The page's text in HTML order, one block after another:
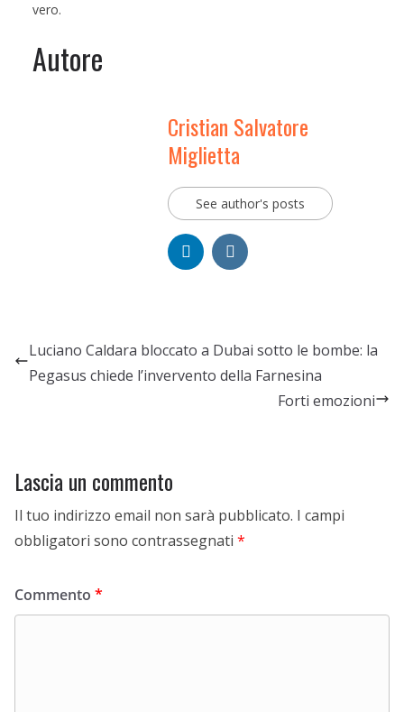
vero.
Autore
Cristian Salvatore
Miglietta
See author's posts
Luciano Caldara bloccato a Dubai sotto le bombe: la
Pegasus chiede l’invervento della Farnesina
Forti emozioni
Lascia un commento
Il tuo indirizzo email non sarà pubblicato. I campi
obbligatori sono contrassegnati *
Commento *